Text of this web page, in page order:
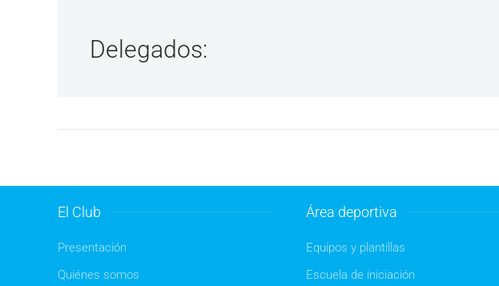
Delegados:
El Club
Presentación
Quiénes somos
Área deportiva
Equipos y plantillas
Escuela de iniciación